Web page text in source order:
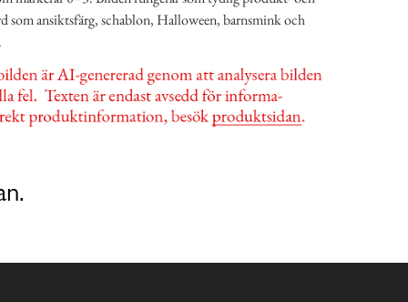
ansiktsfärg, schablon, Halloween, barnsmink och